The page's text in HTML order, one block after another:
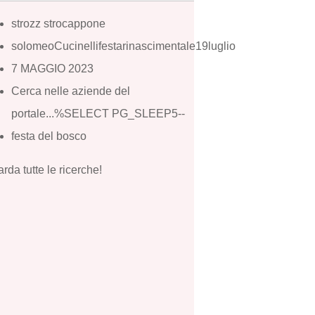
strozz strocappone
solomeoCucinellifestarinascimentale19luglio
7 MAGGIO 2023
Cerca nelle aziende del
portale...%SELECT PG_SLEEP5--
festa del bosco
tutte le ricerche!